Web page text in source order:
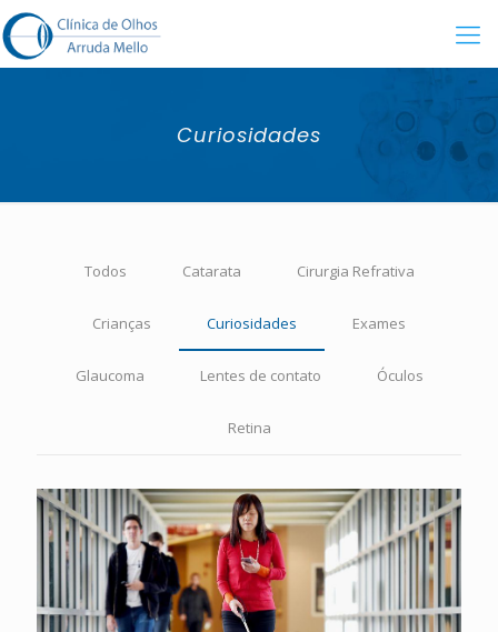
Curiosidades
Todos Catarata Cirurgia Refrativa
Crianças Curiosidades Exames
Glaucoma Lentes de contato Óculos
Retina